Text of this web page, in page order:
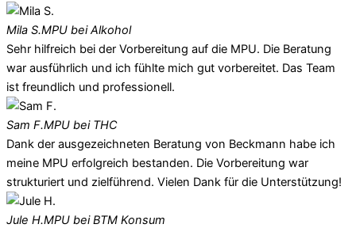
Mila S.MPU bei Alkohol
Sehr hilfreich bei der Vorbereitung auf die MPU. Die Beratung
war ausführlich und ich fühlte mich gut vorbereitet. Das Team
ist freundlich und professionell.
Sam F.MPU bei THC
Dank der ausgezeichneten Beratung von Beckmann habe ich
meine MPU erfolgreich bestanden. Die Vorbereitung war
strukturiert und zielführend. Vielen Dank für die Unterstützung!
Jule H.MPU bei BTM Konsum